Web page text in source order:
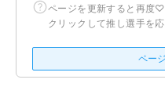
ページを更新すると再度♡
クリックして推し選手を応
ペー